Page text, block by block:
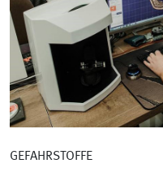
GEFAHRSTOFFE